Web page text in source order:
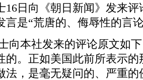
16日向《朝日新闻》发来
言是“荒唐的、侮辱性的言
本社发来的评论原文如下
的。正如美国此前所表示
法，是毫无疑问的、严重